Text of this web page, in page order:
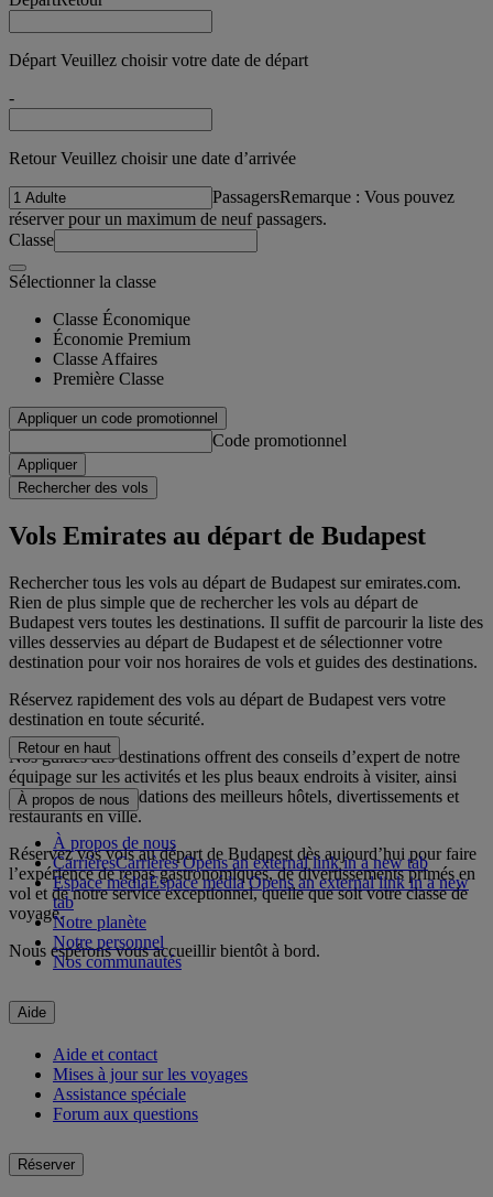
Départ Veuillez choisir votre date de départ
-
Retour Veuillez choisir une date d’arrivée
PassagersRemarque : Vous pouvez
réserver pour un maximum de neuf passagers.
Classe
Sélectionner la classe
Classe Économique
Économie Premium
Classe Affaires
Première Classe
Appliquer un code promotionnel
Code promotionnel
Appliquer
Rechercher des vols
Vols Emirates au départ de Budapest
Rechercher tous les vols au départ de Budapest sur emirates.com.
Rien de plus simple que de rechercher les vols au départ de
Budapest vers toutes les destinations. Il suffit de parcourir la liste des
villes desservies au départ de Budapest et de sélectionner votre
destination pour voir nos horaires de vols et guides des destinations.
Réservez rapidement des vols au départ de Budapest vers votre
destination en toute sécurité.
Nos guides des destinations offrent des conseils d’expert de notre
équipage sur les activités et les plus beaux endroits à visiter, ainsi
que des recommandations des meilleurs hôtels, divertissements et
restaurants en ville.
Réservez vos vols au départ de Budapest dès aujourd’hui pour faire
l’expérience de repas gastronomiques, de divertissements primés en
vol et de notre service exceptionnel, quelle que soit votre classe de
voyage.
Nous espérons vous accueillir bientôt à bord.
Retour en haut
À propos de nous
À propos de nous
CarrièresCarrières Opens an external link in a new tab
Espace médiaEspace média Opens an external link in a new
tab
Notre planète
Notre personnel
Nos communautés
Aide
Aide et contact
Mises à jour sur les voyages
Assistance spéciale
Forum aux questions
Réserver